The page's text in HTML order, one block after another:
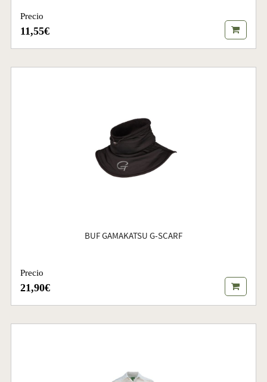
Precio
11,55€
BUF GAMAKATSU G-SCARF
Precio
21,90€